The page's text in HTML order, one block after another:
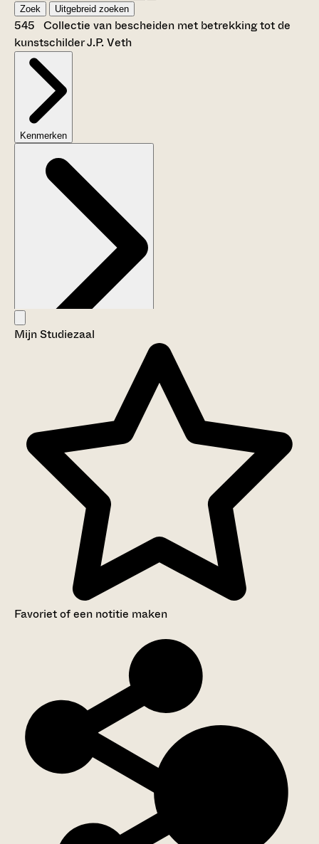
Zoek Uitgebreid zoeken
545 Collectie van bescheiden met betrekking tot de
kunstschilder J.P. Veth
Kenmerken
Aanwijzingen voor de gebruiker
Inventaris
Mijn Studiezaal
Favoriet of een notitie maken